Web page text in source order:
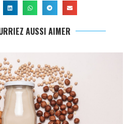
AUSSI AIMER